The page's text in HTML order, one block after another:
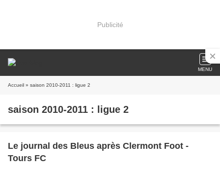
Publicité
MENU
Accueil » saison 2010-2011 : ligue 2
saison 2010-2011 : ligue 2
Le journal des Bleus après Clermont Foot -
Tours FC